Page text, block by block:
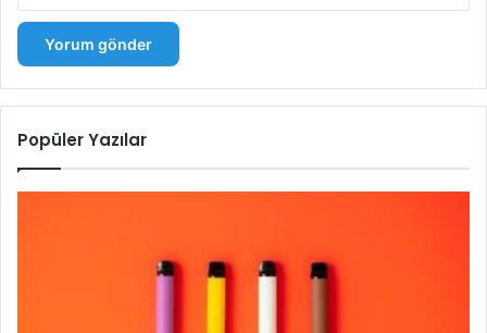
Popüler Yazılar